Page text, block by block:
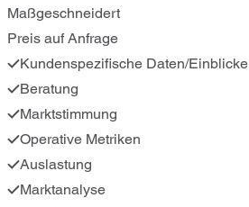
Maßgeschneidert
Preis auf Anfrage
Kundenspezifische Daten/Einblicke
Beratung
Marktstimmung
Operative Metriken
Auslastung
Marktanalyse